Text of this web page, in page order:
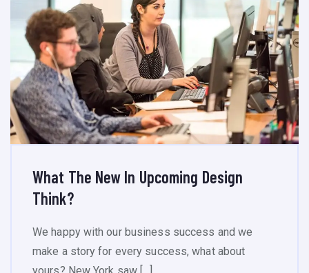
What The New In Upcoming Design
Think?
We happy with our business success and we
make a story for every success, what about